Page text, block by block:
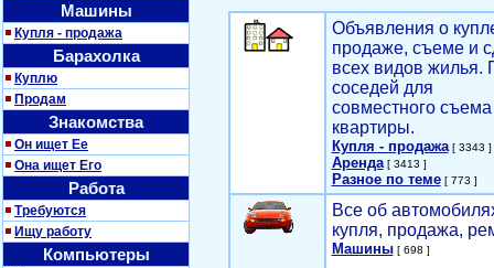
Машины
Купля - продажа
Барахолка
Куплю
Продам
Знакомства
Он ищет Ее
Она ищет Его
Работа
Требуются
Ищу работу
Компьютеры
Объявления о
продаже, съеме и
всех видов жилья.
соседей для
совместного съема
квартиры.
Купля - продажа[ 3343 ]
Аренда[ 3413 ]
Разное по теме[ 773 ]
Все об
купля, продажа,
Машины[ 698 ]